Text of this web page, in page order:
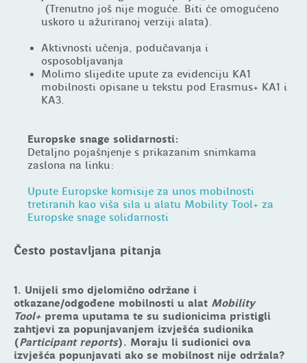
(Trenutno još nije moguće. Biti će omogućeno
uskoro u ažuriranoj verziji alata).
Aktivnosti učenja, podučavanja i
osposobljavanja
Molimo slijedite upute za evidenciju KA1
mobilnosti opisane u tekstu pod Erasmus+ KA1 i
KA3.
Europske snage solidarnosti:
Detaljno pojašnjenje s prikazanim snimkama
zaslona na linku:
Upute Europske komisije za unos mobilnosti
tretiranih kao viša sila u alatu Mobility Tool+ za
Europske snage solidarnosti
Često postavljana pitanja
1. Unijeli smo djelomično održane i
otkazane/odgođene mobilnosti u alat Mobility
Tool+ prema uputama te su sudionicima pristigli
zahtjevi za popunjavanjem izvješća sudionika
(Participant reports). Moraju li sudionici ova
izvješća popunjavati ako se mobilnost nije održala?